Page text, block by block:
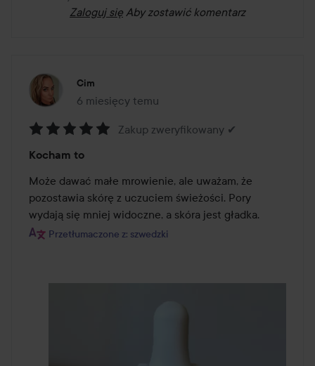
Zaloguj się Aby zostawić komentarz
Cim
6 miesięcy temu
Post został utworzony 6 miesięcy temu
5
z
5
Zakup zweryfikowany ✔
Kocham to
Może dawać małe mrowienie, ale uważam, że
pozostawia skórę z uczuciem świeżości. Pory
wydają się mniej widoczne, a skóra jest gładka.
Przetłumaczone z: szwedzki